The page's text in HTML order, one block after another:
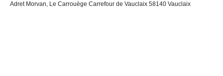
Adret Morvan, Le Carrouège Carrefour de Vauclaix 58140 Vauclaix